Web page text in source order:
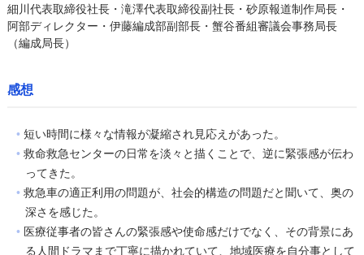
細川代表取締役社長・滝澤代表取締役副社長・砂原報道制作局長・
阿部ディレクター・伊藤編成部副部長・蟹谷番組審議会事務局長
（編成局長）
感想
短い時間に様々な情報が凝縮され見応えがあった。
救命救急センターの日常を淡々と描くことで、逆に緊張感が伝わ
ってきた。
救急車の適正利用の問題が、社会的構造の問題だと聞いて、奥の
深さを感じた。
医療従事者の皆さんの緊張感や使命感だけでなく、その背景にあ
る人間ドラマまで丁寧に描かれていて、地域医療を自分事として